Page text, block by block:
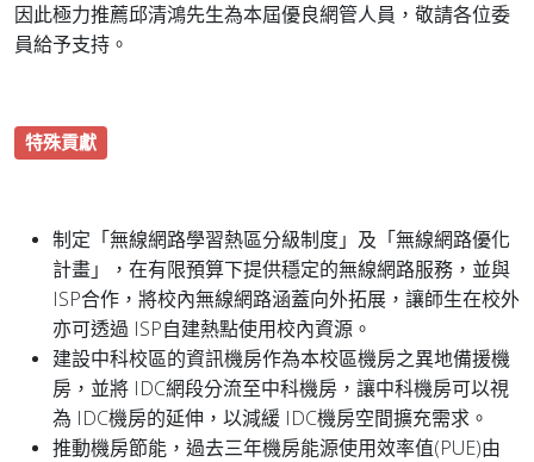
因此極力推薦邱清鴻先生為本屆優良網管人員，敬請各位委
員給予支持。
特殊貢獻
制定「無線網路學習熱區分級制度」及「無線網路優化
計畫」，在有限預算下提供穩定的無線網路服務，並與
ISP合作，將校內無線網路涵蓋向外拓展，讓師生在校外
亦可透過 ISP自建熱點使用校內資源。
建設中科校區的資訊機房作為本校區機房之異地備援機
房，並將 IDC網段分流至中科機房，讓中科機房可以視
為 IDC機房的延伸，以減緩 IDC機房空間擴充需求。
推動機房節能，過去三年機房能源使用效率值(PUE)由